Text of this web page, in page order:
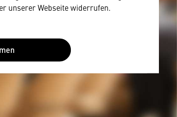
unserer Webseite widerrufen.